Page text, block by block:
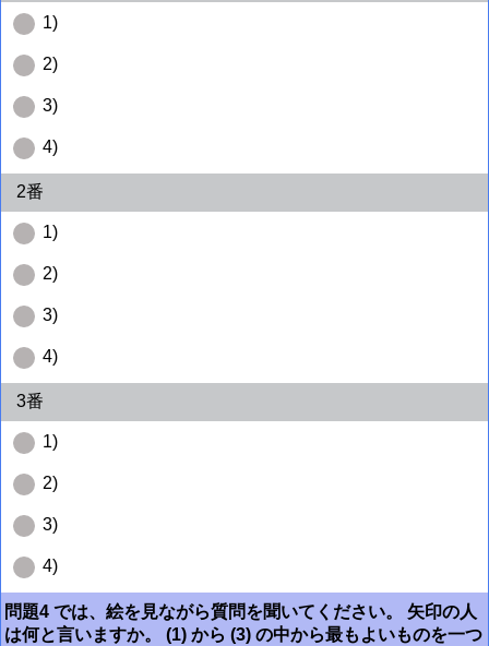
1)
2)
3)
4)
2番
1)
2)
3)
4)
3番
1)
2)
3)
4)
問題4 では、絵を見ながら質問を聞いてください。 矢印の人
は何と言いますか。 (1) から (3) の中から最もよいものを一つ